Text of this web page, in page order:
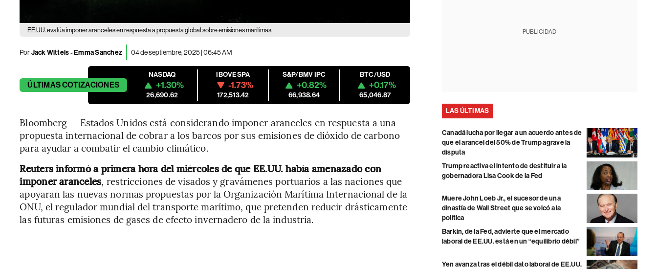
EE.UU. evalúa imponer aranceles en respuesta a propuesta global sobre emisiones marítimas.
PorJack Wittels - Emma Sanchez 04 de septiembre, 2025 | 06:45 AM
ÚLTIMASCOTIZACIONES
NASDAQ
+1.30%
26,690.62
IBOVESPA
-1.73%
172,513.42
S&P/BMV IPC
+0.82%
66,938.64
BTC/USD
+0.17%
65,046.87
Bloomberg — Estados Unidos está considerando imponer aranceles en respuesta a una
propuesta internacional de cobrar a los barcos por sus emisiones de dióxido de carbono
para ayudar a combatir el cambio climático.
Reuters informó a primera hora del miércoles de que EE.UU. había amenazado con
imponer aranceles, restricciones de visados y gravámenes portuarios a las naciones que
apoyaran las nuevas normas propuestas por la Organización Marítima Internacional de la
ONU, el regulador mundial del transporte marítimo, que pretenden reducir drásticamente
las futuras emisiones de gases de efecto invernadero de la industria.
PUBLICIDAD
LAS ÚLTIMAS
Canadá lucha por llegar a un acuerdo antes de
que el arancel del 50% de Trump agrave la
disputa
Trump reactiva el intento de destituir a la
gobernadora Lisa Cook de la Fed
Muere John Loeb Jr., el sucesor de una
dinastía de Wall Street que se volcó a la
política
Barkin, de la Fed, advierte que el mercado
laboral de EE.UU. está en un “equilibrio débil”
Yen avanza tras el débil dato laboral de EE.UU.